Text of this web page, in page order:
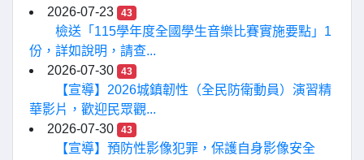
2026-07-23
43
檢送「115學年度全國學生音樂比賽實施要點」1
份，詳如說明，請查...
2026-07-30
43
【宣導】2026城鎮韌性（全民防衛動員）演習精
華影片，歡迎民眾觀...
2026-07-30
43
【宣導】預防性影像犯罪，保護自身影像安全